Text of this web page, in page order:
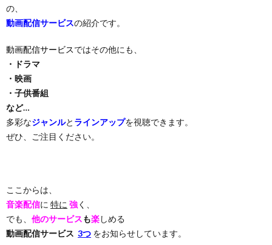
の、
動画配信サービスの紹介です。
動画配信サービスではその他にも、
・ドラマ
・映画
・子供番組
など…
多彩なジャンルと ラインアップを視聴できます。
ぜひ、ご注目ください。
ここからは、
音楽配信に 特に 強く、
でも、 他のサービスも楽しめる
動画配信サービス 3つ をお知らせしています。